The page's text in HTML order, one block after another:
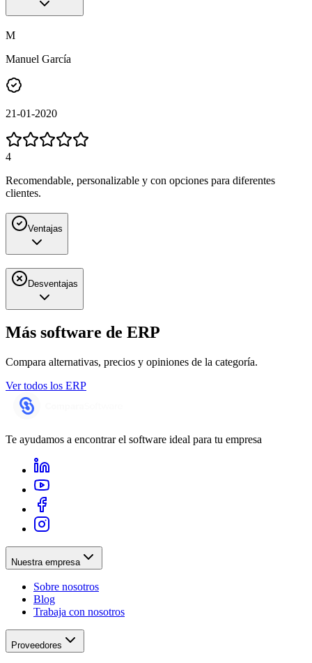
M
Manuel García
21-01-2020
4
Recomendable, personalizable y con opciones para diferentes
clientes.
Ventajas
Desventajas
Más software de ERP
Compara alternativas, precios y opiniones de la categoría.
Ver todos los ERP
Te ayudamos a encontrar el software ideal para tu empresa
Nuestra empresa
Sobre nosotros
Blog
Trabaja con nosotros
Proveedores